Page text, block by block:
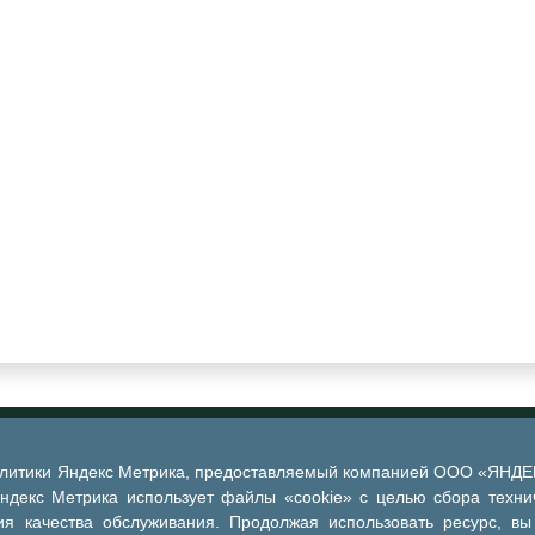
Яндекс Метрика, предоставляемый компанией ООО
Метрика использует файлы «cookie» с целью сбора
качества обслуживания. Продолжая использовать ресурс,